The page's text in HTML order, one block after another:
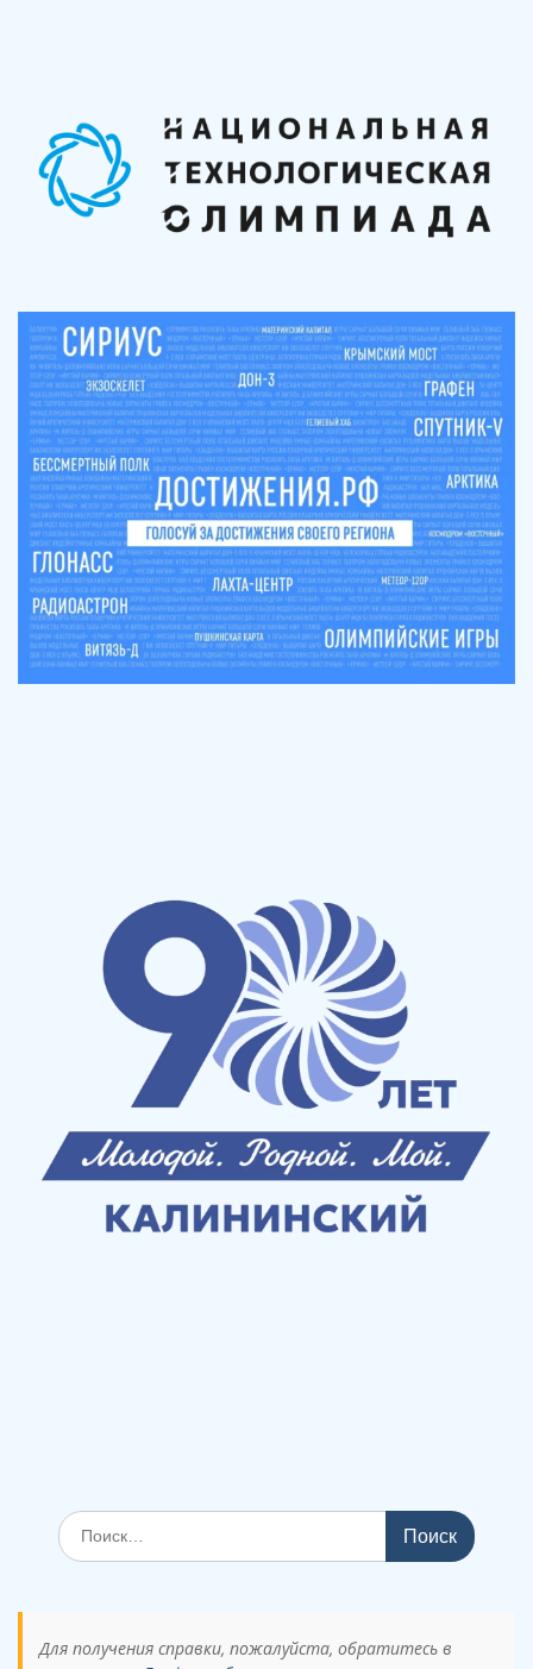
Поиск
по:
Для получения справки, пожалуйста, обратитесь в